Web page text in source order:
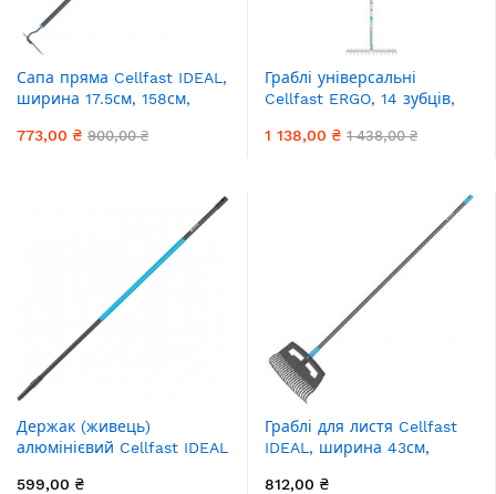
Сапа пряма Cellfast IDEAL,
ширина 17.5см, 158см,
773,00 ₴ 900,00 ₴
Граблі універсальні
Cellfast ERGO, 14 зубців,
1 138,00 ₴ 1 438,00 ₴
Держак (живець)
алюмінієвий Cellfast IDEAL
599,00 ₴
Граблі для листя Cellfast
IDEAL, ширина 43см,
812,00 ₴